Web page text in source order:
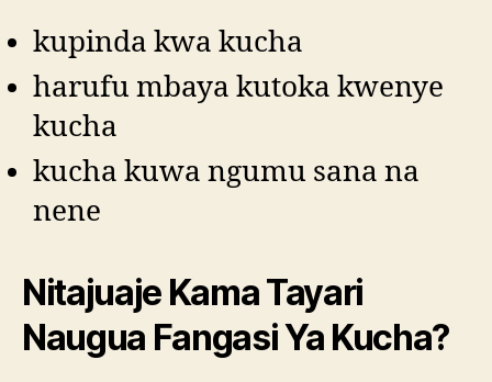
kupinda kwa kucha
harufu mbaya kutoka kwenye
kucha
kucha kuwa ngumu sana na
nene
Nitajuaje Kama Tayari
Naugua Fangasi Ya Kucha?